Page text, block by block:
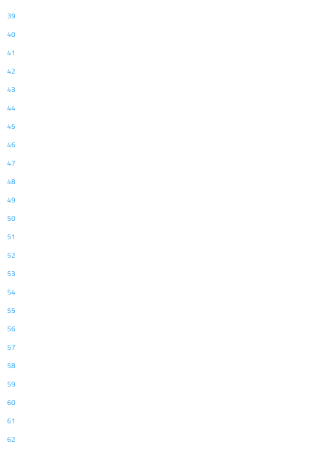
39
40
41
42
43
44
45
46
47
48
49
50
51
52
53
54
55
56
57
58
59
60
61
62